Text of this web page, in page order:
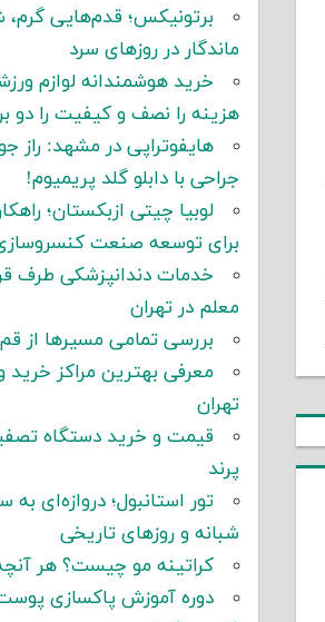
برتونیکس؛ قدم‌هایی
ماندگار در روزهای سرد
خرید هوشمندانه لوازم
هزینه را نصف و کیفیت را دو
هایفوتراپی در مشهد: راز
جراحی با دابلو گلد پریمیوم!
لوبیا چیتی ازبکستان؛
برای توسعه صنعت
خدمات دندانپزشکی طرف
معلم در تهران
بررسی تمامی مسیرها از
معرفی بهترین مراکز خرید و
تهران
قیمت و خرید دستگاه
پرند
تور استانبول؛ دروازه‌ای
شبانه و روزهای تاریخی
کراتینه مو چیست؟ هر آنچه
دوره آموزش پاکسازی